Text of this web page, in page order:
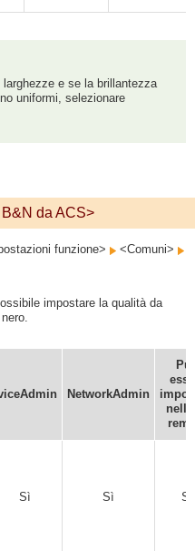
e se la brillantezza
uniformi, selezionare
da ACS>
funzione>
<Comuni>
impostare la qualità da
NetworkAdmin
Sì Sì Sì